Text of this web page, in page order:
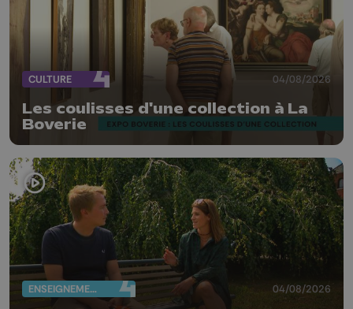
CULTURE 04/08/2026
Les coulisses d'une collection à La
Boverie
ENSEIGNEMENT 04/08/2026